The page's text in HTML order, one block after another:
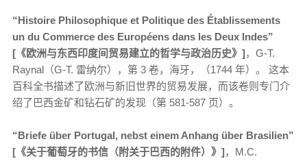
“Histoire Philosophique et Politique des Établissements
un du Commerce des Européens dans les Deux Indes”
[《欧洲与东西印度间贸易建立的哲学与政治历史》]，G-T.
Raynal（G-T. 雷纳尔），第 3 卷，海牙，（1744 年）。 这本
百科全书描述了欧洲与新旧世界的贸易发展，而该卷则专门介
绍了巴西金矿和钻石矿的发现（第 581-587 页）。
“Briefe über Portugal, nebst einem Anhang über Brasilien”
[《关于葡萄牙的书信（附关于巴西的附件）》]，M.C.